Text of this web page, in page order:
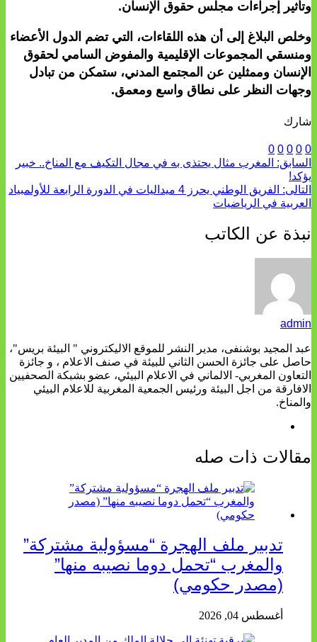
وتأثير إجراءات مجلس حقوق الإنسان.
وخلص البلاغ إلى أن هذه اللقاءات، التي تضم الدول الأعضاء
ومنسقي المجموعات الإقليمية والمفوض السامي لحقوق
الإنسان وممثلين عن المجتمع المدني، ستمكن من تبادل
وجهات النظر على نطاق واسع ومعمق.
شارك
0
0
0
0
0
السابق: المغرب مثال يحتذى به في مجال التكيف مع المناخ.. خبير
يؤكد!
التالى:
الفريق الوطني يحرز 4 ميداليات في الدورة الرابعة للأولمبياد
العربية في الرياضيات
نبذة عن الكاتب
admin
عبد المجيد بوشنفى، مدير النشر للموقع الاليكتروني " البيئة بريس"،
حاصل على جائزة الحسن الثاني للبيئة في صنف الاعلام ، و جائزة
التعاون المغربي- الالماني في الاعلام البيئي، عضو بشبكة الصحفيين
الافارقة من اجل البيئة ورئيس الجمعية المغربية للاعلام البيئي
والمناخ.
مقالات ذات صله
تدبير ملف الهجرة “مسؤولية مشتركة”
والمغرب “تحمل دوما نصيبه منها”
(مصدر حكومي)
أغسطس 04, 2026